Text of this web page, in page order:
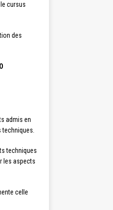
cursus
des
admis en
techniques
les aspects
celle